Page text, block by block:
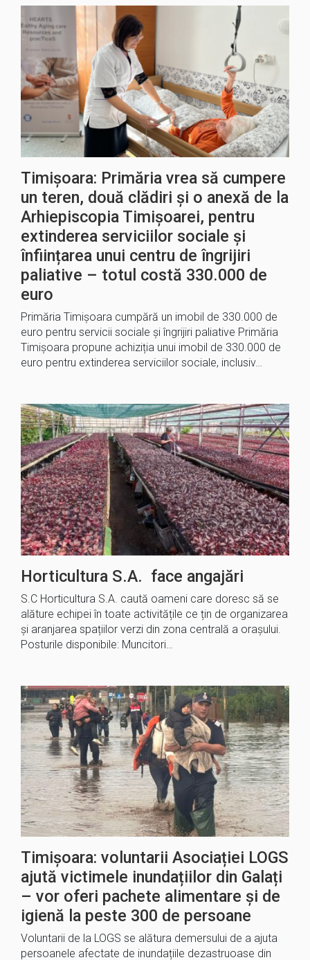
Timișoara: Primăria vrea să cumpere
un teren, două clădiri și o anexă de la
Arhiepiscopia Timișoarei, pentru
extinderea serviciilor sociale și
înființarea unui centru de îngrijiri
paliative – totul costă 330.000 de
euro
Primăria Timișoara cumpără un imobil de 330.000 de
euro pentru servicii sociale și îngrijiri paliative Primăria
Timișoara propune achiziția unui imobil de 330.000 de
euro pentru extinderea serviciilor sociale, inclusiv…
Horticultura S.A. face angajări
S.C Horticultura S.A. caută oameni care doresc să se
alăture echipei în toate activitățile ce țin de organizarea
și aranjarea spațiilor verzi din zona centrală a orașului.
Posturile disponibile: Muncitori…
Timișoara: voluntarii Asociației LOGS
ajută victimele inundațiilor din Galați
– vor oferi pachete alimentare și de
igienă la peste 300 de persoane
Voluntarii de la LOGS se alătura demersului de a ajuta
persoanele afectate de inundațiile dezastruoase din